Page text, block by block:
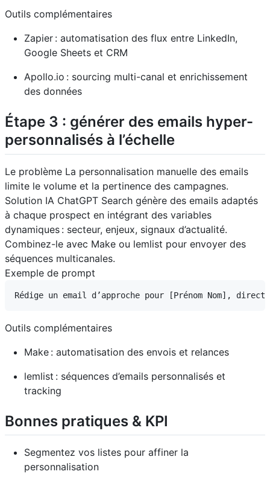
Outils complémentaires
Zapier : automatisation des flux entre LinkedIn,
Google Sheets et CRM
Apollo.io : sourcing multi-canal et enrichissement
des données
Étape 3 : générer des emails hyper-
personnalisés à l’échelle
Le problème La personnalisation manuelle des emails
limite le volume et la pertinence des campagnes.
Solution IA ChatGPT Search génère des emails adaptés
à chaque prospect en intégrant des variables
dynamiques : secteur, enjeux, signaux d’actualité.
Combinez-le avec Make ou lemlist pour envoyer des
séquences multicanales.
Exemple de prompt
Outils complémentaires
Make : automatisation des envois et relances
lemlist : séquences d’emails personnalisés et
tracking
Bonnes pratiques & KPI
Segmentez vos listes pour affiner la
personnalisation